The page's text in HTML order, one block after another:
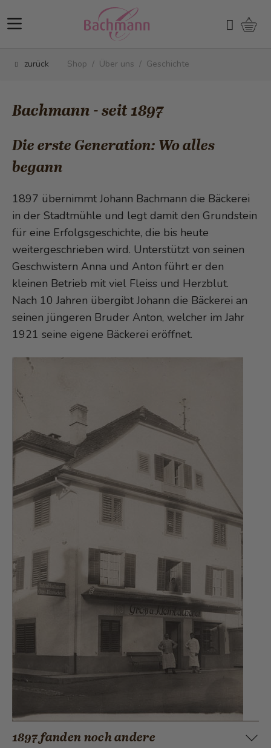
Suchen
zurück Shop / Über uns / Geschichte
Bachmann - seit 1897
Die erste Generation: Wo alles
begann
1897 übernimmt Johann Bachmann die Bäckerei
in der Stadtmühle und legt damit den Grundstein
für eine Erfolgsgeschichte, die bis heute
weitergeschrieben wird. Unterstützt von seinen
Geschwistern Anna und Anton führt er den
kleinen Betrieb mit viel Fleiss und Herzblut.
Nach 10 Jahren übergibt Johann die Bäckerei an
seinen jüngeren Bruder Anton, welcher im Jahr
1921 seine eigene Bäckerei eröffnet.
1897 fanden noch andere